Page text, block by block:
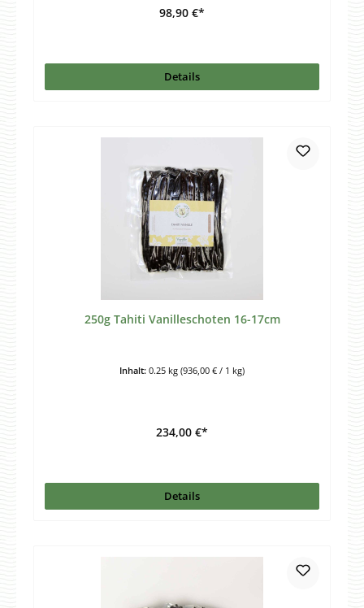
98,90 €*
Details
250g Tahiti Vanilleschoten 16-17cm
Inhalt: 0.25 kg (936,00 € / 1 kg)
234,00 €*
Details